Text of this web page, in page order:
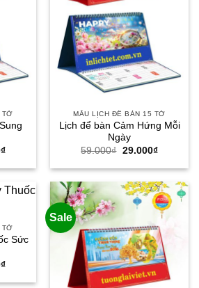
TỜ
₫Giá
tại
29.000₫.
MẪU LỊCH ĐỂ BÀN 15 TỜ
Lịch để bàn Cảm Hứng Mỗi
Ngày
59.000₫ Giá
là:
29.000₫Giá
tại
29.000₫.
TỜ
Sức
₫Giá
tại
Sale